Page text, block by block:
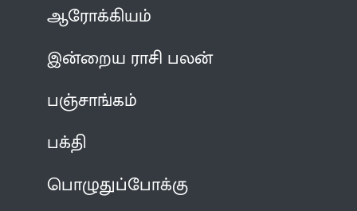
ஆரோக்கியம்
இன்றைய ராசி பலன்
பஞ்சாங்கம்
பக்தி
பொழுதுப்போக்கு